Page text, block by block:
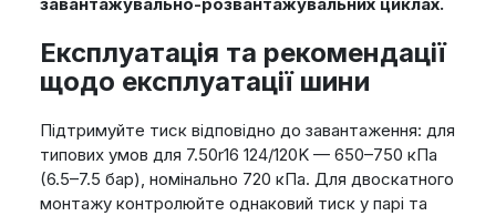
Експлуатація та рекомендації
щодо експлуатації шини
Підтримуйте тиск відповідно до завантаження: для
типових умов для 7.50r16 124/120K — 650–750 кПа
(6.5–7.5 бар), номінально 720 кПа. Для двоскатного
монтажу контролюйте однаковий тиск у парі та